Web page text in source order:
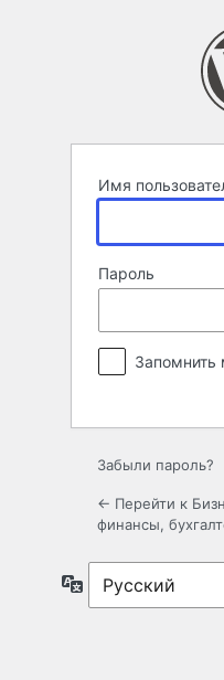
Имя
Пароль
Запомнить
Забыли пароль?
← Перейти к
финансы,
Язык